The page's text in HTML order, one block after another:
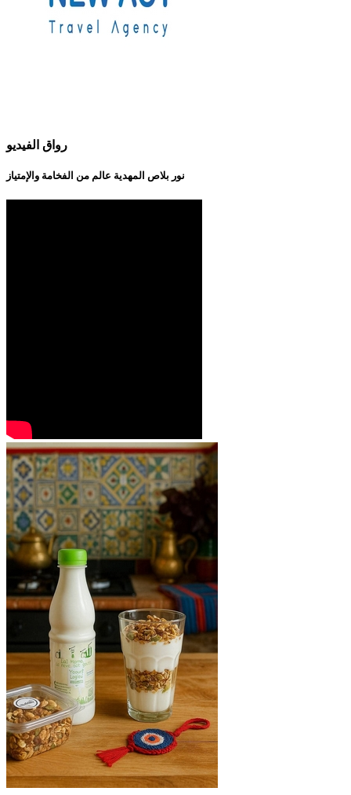
رواق الفيديو
نور بلاص المهدية عالم من الفخامة والإمتياز